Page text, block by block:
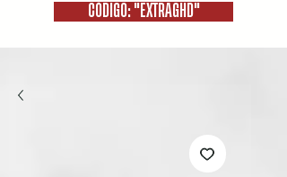
CÓDIGO: "EXTRAGHD"